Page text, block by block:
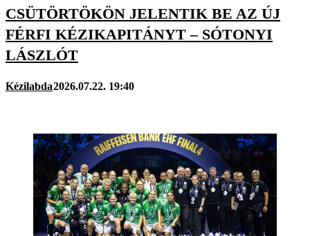
CSÜTÖRTÖKÖN JELENTIK BE AZ ÚJ
FÉRFI KÉZIKAPITÁNYT – SÓTONYI
LÁSZLÓT
Kézilabda2026.07.22. 19:40